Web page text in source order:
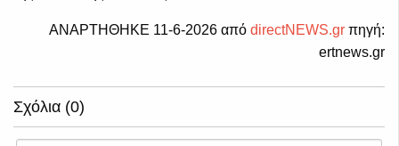
ΑΝΑΡΤΗΘΗΚΕ 11-6-2026 από directNEWS.gr πηγή:
ertnews.gr
Σχόλια (0)